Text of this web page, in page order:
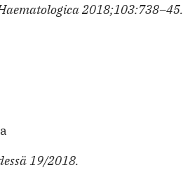
2018;103:738–45.
19/2018.